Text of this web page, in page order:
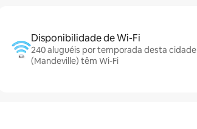
Disponibilidade de Wi-Fi
240 aluguéis por temporada desta cidade
(Mandeville) têm Wi-Fi